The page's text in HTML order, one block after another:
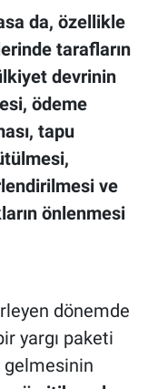
da, özellikle
tarafların
devrinin
ödeme
tapu
ve
önlenmesi
dönemde
yargı paketi
gelmesinin